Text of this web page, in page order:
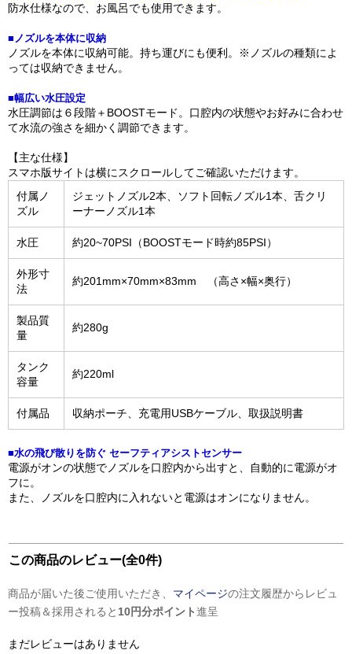
防水仕様なので、お風呂でも使用できます。
■ノズルを本体に収納
ノズルを本体に収納可能。持ち運びにも便利。※ノズルの種類によ
っては収納できません。
■幅広い水圧設定
水圧調節は６段階＋BOOSTモード。口腔内の状態やお好みに合わせ
て水流の強さを細かく調節できます。
【主な仕様】
スマホ版サイトは横にスクロールしてご確認いただけます。
付属ノ
ズル
ジェットノズル2本、ソフト回転ノズル1本、舌クリ
ーナーノズル1本
水圧 約20~70PSI（BOOSTモード時約85PSI）
外形寸
法
約201mm×70mm×83mm （高さ×幅×奥行）
製品質
量
約280g
タンク
容量
約220ml
付属品 収納ポーチ、充電用USBケーブル、取扱説明書
■水の飛び散りを防ぐ セーフティアシストセンサー
電源がオンの状態でノズルを口腔内から出すと、自動的に電源がオ
フに。
また、ノズルを口腔内に入れないと電源はオンになりません。
この商品のレビュー(全0件)
商品が届いた後ご使用いただき、 マイページの注文履歴からレビュ
ー投稿＆採用されると 10円分ポイント進呈
まだレビューはありません